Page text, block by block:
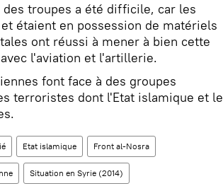
troupes a été difficile, car les
étaient en possession de matériels
ont réussi à mener à bien cette
l'aviation et l'artillerie.
font face à des groupes
terroristes dont l'Etat islamique et le
Etat islamique Front al-Nosra
Situation en Syrie (2014)